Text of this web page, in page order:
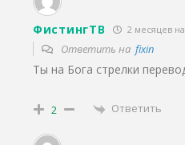
ФистингТВ 2 месяцев
Ответить на fixin
Ты на Бога стрелки
2 Ответить